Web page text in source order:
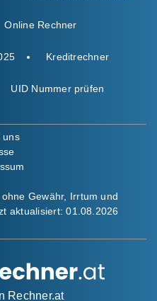
Online Rechner
Kreditrechner
UID Nummer prüfen
uns
Gewähr, Irrtum und
aktualisiert:01.08.2026
Rechner.at